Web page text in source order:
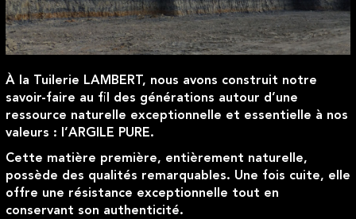
À la Tuilerie LAMBERT, nous avons construit notre
savoir-faire au fil des générations autour d’une
ressource naturelle exceptionnelle et essentielle à nos
valeurs : l’ARGILE PURE.
Cette matière première, entièrement naturelle,
possède des qualités remarquables. Une fois cuite, elle
offre une résistance exceptionnelle tout en
conservant son authenticité.